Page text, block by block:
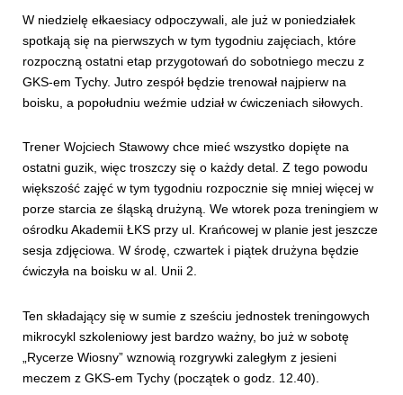
W niedzielę ełkaesiacy odpoczywali, ale już w poniedziałek
spotkają się na pierwszych w tym tygodniu zajęciach, które
rozpoczną ostatni etap przygotowań do sobotniego meczu z
GKS-em Tychy. Jutro zespół będzie trenował najpierw na
boisku, a popołudniu weźmie udział w ćwiczeniach siłowych.
Trener Wojciech Stawowy chce mieć wszystko dopięte na
ostatni guzik, więc troszczy się o każdy detal. Z tego powodu
większość zajęć w tym tygodniu rozpocznie się mniej więcej w
porze starcia ze śląską drużyną. We wtorek poza treningiem w
ośrodku Akademii ŁKS przy ul. Krańcowej w planie jest jeszcze
sesja zdjęciowa. W środę, czwartek i piątek drużyna będzie
ćwiczyła na boisku w al. Unii 2.
Ten składający się w sumie z sześciu jednostek treningowych
mikrocykl szkoleniowy jest bardzo ważny, bo już w sobotę
„Rycerze Wiosny” wznowią rozgrywki zaległym z jesieni
meczem z GKS-em Tychy (początek o godz. 12.40).